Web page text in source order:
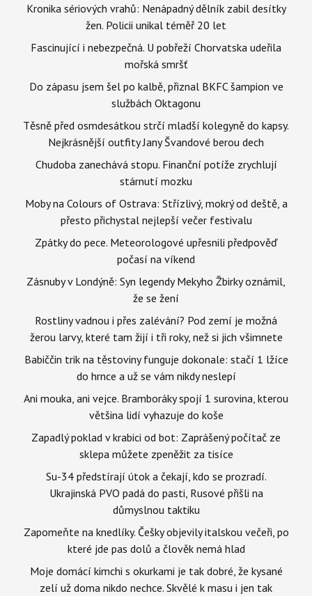
Kronika sériových vrahů: Nenápadný dělník zabil desítky
žen. Policii unikal téměř 20 let
Fascinující i nebezpečná. U pobřeží Chorvatska udeřila
mořská smršť
Do zápasu jsem šel po kalbě, přiznal BKFC šampion ve
službách Oktagonu
Těsně před osmdesátkou strčí mladší kolegyně do kapsy.
Nejkrásnější outfity Jany Švandové berou dech
Chudoba zanechává stopu. Finanční potíže zrychlují
stárnutí mozku
Moby na Colours of Ostrava: Střízlivý, mokrý od deště, a
přesto přichystal nejlepší večer festivalu
Zpátky do pece. Meteorologové upřesnili předpověď
počasí na víkend
Zásnuby v Londýně: Syn legendy Mekyho Žbirky oznámil,
že se žení
Rostliny vadnou i přes zalévání? Pod zemí je možná
žerou larvy, které tam žijí i tři roky, než si jich všimnete
Babiččin trik na těstoviny funguje dokonale: stačí 1 lžíce
do hrnce a už se vám nikdy neslepí
Ani mouka, ani vejce. Bramboráky spojí 1 surovina, kterou
většina lidí vyhazuje do koše
Zapadlý poklad v krabici od bot: Zaprášený počítač ze
sklepa můžete zpeněžit za tisíce
Su-34 předstírají útok a čekají, kdo se prozradí.
Ukrajinská PVO padá do pasti, Rusové přišli na
důmyslnou taktiku
Zapomeňte na knedlíky. Češky objevily italskou večeři, po
které jde pas dolů a člověk nemá hlad
Moje domácí kimchi s okurkami je tak dobré, že kysané
zelí už doma nikdo nechce. Skvělé k masu i jen tak